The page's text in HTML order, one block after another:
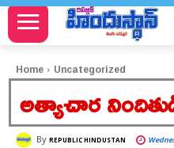
Home Uncategorized
అత్యాచార
By REPUBLIC HINDUSTAN